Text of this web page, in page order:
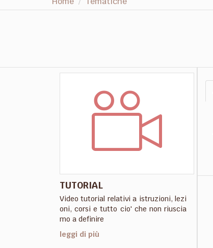
TUTORIAL
Video tutorial relativi a istruzioni, lezi
oni, corsi e tutto cio' che non riuscia
mo a definire
leggi di più